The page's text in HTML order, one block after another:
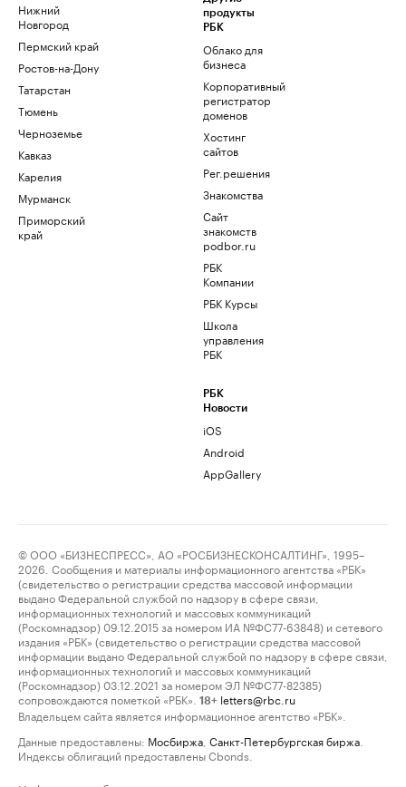
Нижний
Новгород
Пермский край
Ростов-на-Дону
Татарстан
Тюмень
Черноземье
Кавказ
Карелия
Мурманск
Приморский
край
продукты
РБК
Облако для
бизнеса
Корпоративный
регистратор
доменов
Хостинг
сайтов
Рег.решения
Знакомства
Сайт
знакомств
podbor.ru
РБК
Компании
РБК Курсы
Школа
управления
РБК
РБК
Новости
iOS
Android
AppGallery
© ООО «БИЗНЕСПРЕСС», АО «РОСБИЗНЕСКОНСАЛТИНГ», 1995–
2026. Сообщения и материалы информационного агентства «РБК»
(свидетельство о регистрации средства массовой информации
выдано Федеральной службой по надзору в сфере связи,
информационных технологий и массовых коммуникаций
(Роскомнадзор) 09.12.2015 за номером ИА №ФС77-63848) и сетевого
издания «РБК» (свидетельство о регистрации средства массовой
информации выдано Федеральной службой по надзору в сфере связи,
информационных технологий и массовых коммуникаций
(Роскомнадзор) 03.12.2021 за номером ЭЛ №ФС77-82385)
сопровождаются пометкой «РБК».
18+ letters@rbc.ru
Владельцем сайта является информационное агентство «РБК».
Данные предоставлены: Мосбиржа Санкт-Петербургская биржа
Индексы облигаций предоставлены Cbonds.